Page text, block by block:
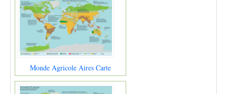
Monde Agricole Aires Carte